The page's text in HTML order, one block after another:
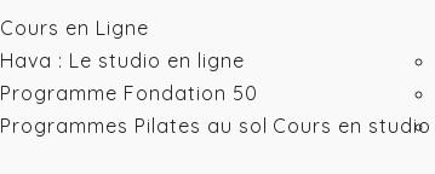
Cours en Ligne
Hava : Le studio en ligne
Programme Fondation 50
Programmes Pilates au sol Cours en studio